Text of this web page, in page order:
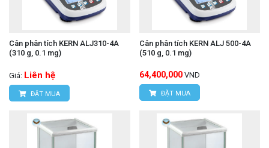
Cân phân tích KERN ALJ310-4A
(310 g, 0.1 mg)
Giá: Liên hệ
ĐẶT MUA
Cân phân tích KERN ALJ 500-4A
(510 g, 0.1 mg)
64,400,000 VND
ĐẶT MUA